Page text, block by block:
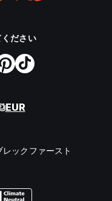
ださい
EUR
レックファースト